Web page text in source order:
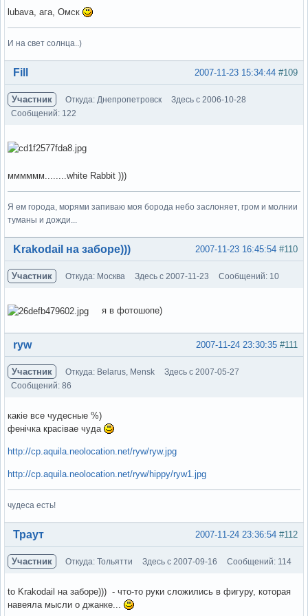
lubava, ага, Омск
И на свет солнца..)
Вне форума #109
2007-11-23 15:34:44
Fill
Участник Откуда: Днепропетровск
Здесь с 2006-10-28
Сообщений: 122
мммммм........white Rabbit )))
Я ем города, морями запиваю моя борода небо заслоняет, гром и молнии
туманы и дожди...
Вне форума #110
2007-11-23 16:45:54
Krakodail на заборе)))
Участник Откуда: Москва Здесь с 2007-11-23 Сообщений: 10
я в фотошопе)
Вне форума #111
2007-11-24 23:30:35
ryw
Участник Откуда: Belarus, Mensk
Здесь с 2007-05-27
Сообщений: 86
какіе все чудесные %)
фенічка красівае чуда
http://cp.aquila.neolocation.net/ryw/ryw.jpg
http://cp.aquila.neolocation.net/ryw/hippy/ryw1.jpg
чудеса есть!
Вне форума #112
2007-11-24 23:36:54
Траут
Участник Откуда: Тольятти Здесь с 2007-09-16 Сообщений: 114
to Krakodail на заборе))) - что-то руки сложились в фигуру, которая
навеяла мысли о джанке...